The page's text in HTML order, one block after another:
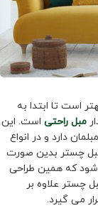
است تا ابتدا به
مبل راحتی است. این
دارد و در انواع
مبل چستر بدین صورت
که همین طراحی
علاوه بر
می گیرد.